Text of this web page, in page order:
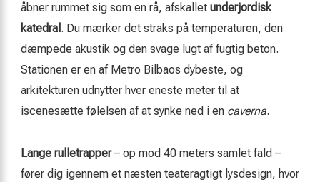
åbner rummet sig som en rå, afskallet underjordisk
katedral . Du mærker det straks på temperaturen, den
dæmpede akustik og den svage lugt af fugtig beton.
Stationen er en af Metro Bilbaos dybeste, og
arkitekturen udnytter hver eneste meter til at
iscenesætte følelsen af at synke ned i en caverna.
Lange rulletrapper– op mod 40 meters samlet fald –
fører dig igennem et næsten teateragtigt lysdesign, hvor